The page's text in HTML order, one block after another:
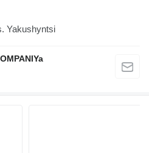
Yakushyntsi